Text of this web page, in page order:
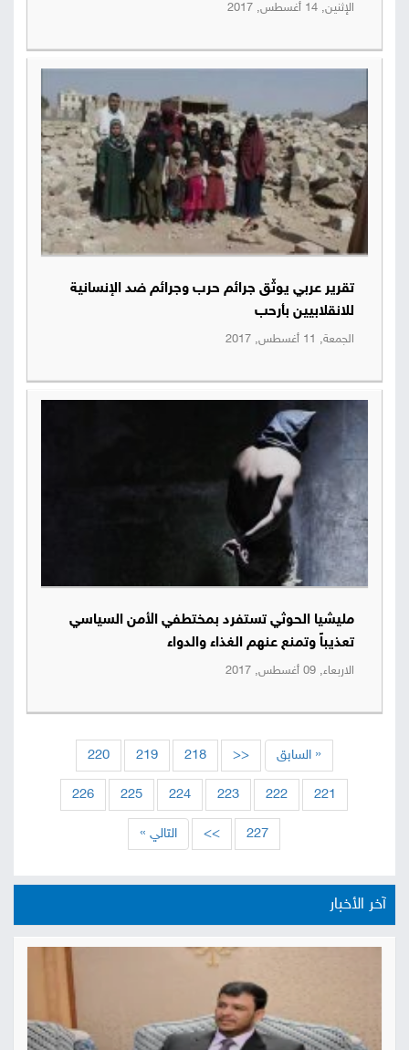
الإثنين, 14 أغسطس, 2017
تقرير عربي يوثّق جرائم حرب وجرائم ضد الإنسانية
للانقلابيين بأرحب
الجمعة, 11 أغسطس, 2017
مليشيا الحوثي تستفرد بمختطفي الأمن السياسي
تعذيباً وتمنع عنهم الغذاء والدواء
الاربعاء, 09 أغسطس, 2017
« السابق <<
218
219
220
221
222
223
224
225
226
227
>> التالي »
آخر الأخبار